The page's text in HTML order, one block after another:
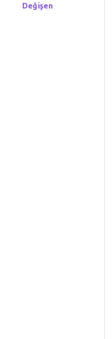
Değişen